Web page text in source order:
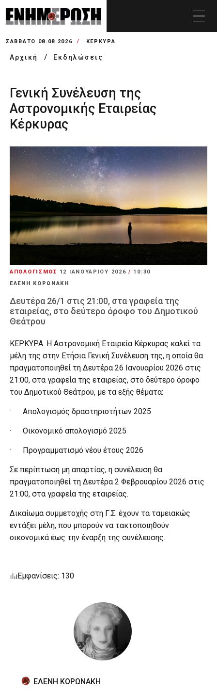
ΣΆΒΒΑΤΟ 08.08.2026 ΚΕΡΚΥΡΑ
Αρχική Εκδηλώσεις
Γενική Συνέλευση της
Αστρονομικής Εταιρείας
Κέρκυρας
ΑΠΟΛΟΓΙΣΜΟΣ 12 ΙΑΝΟΥΑΡΊΟΥ 2026/ 10:30
ΕΛΕΝΗ ΚΟΡΩΝΑΚΗ
Δευτέρα 26/1 στις 21:00, στα γραφεία της
εταιρείας, στο δεύτερο όροφο του Δημοτικού
Θεάτρου
ΚΕΡΚΥΡΑ. Η Αστρονομική Εταιρεία Κέρκυρας καλεί τα
μέλη της στην Ετήσια Γενική Συνέλευση της, η οποία θα
πραγματοποιηθεί τη Δευτέρα 26 Ιανουαρίου 2026 στις
21:00, στα γραφεία της εταιρείας, στο δεύτερο όροφο
του Δημοτικού Θεάτρου, με τα εξής θέματα:
· Απολογισμός δραστηριοτήτων 2025
· Οικονομικό απολογισμό 2025
· Προγραμματισμό νέου έτους 2026
Σε περίπτωση μη απαρτίας, η συνέλευση θα
πραγματοποιηθεί τη Δευτέρα 2 Φεβρουαρίου 2026 στις
21:00, στα γραφεία της εταιρείας.
Δικαίωμα συμμετοχής στη Γ.Σ. έχουν τα ταμειακώς
εντάξει μέλη, που μπορούν να τακτοποιηθούν
οικονομικά έως την έναρξη της συνέλευσης.
Εμφανίσεις: 130
ΕΛΕΝΗ ΚΟΡΩΝΑΚΗ